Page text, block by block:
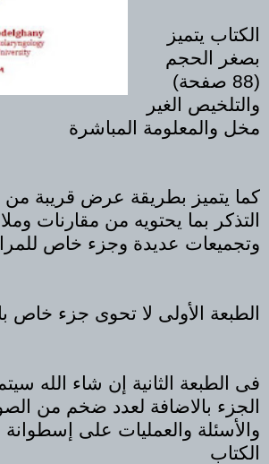
الكتاب يتميز
بصغر الحجم
(88 صفحة)
والتلخيص الغير
مخل والمعلومة المباشرة
كما يتميز بطريقة عرض قريبة
التذكر بما يحتويه من مقارنات
وتجميعات عديدة وجزء خاص
الطبعة الأولى لا تحوى جزء خاص
فى الطبعة الثانية إن شاء الله
الجزء بالاضافة لعدد ضخم من
والأسئلة والعمليات على
الكتاب